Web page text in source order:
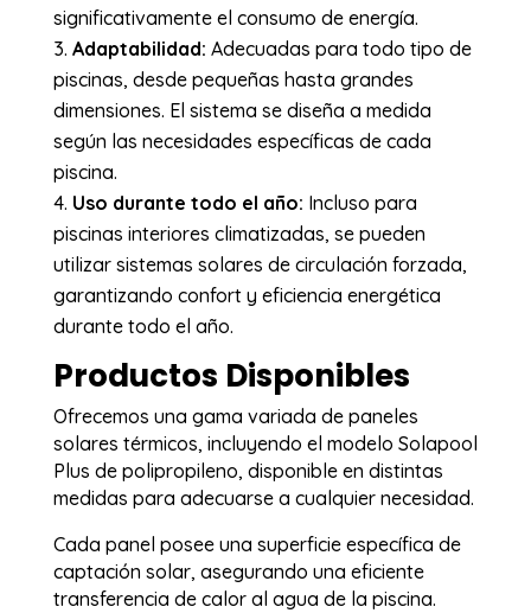
significativamente el consumo de energía.
Adaptabilidad: Adecuadas para todo tipo de
piscinas, desde pequeñas hasta grandes
dimensiones. El sistema se diseña a medida
según las necesidades específicas de cada
piscina.
Uso durante todo el año: Incluso para
piscinas interiores climatizadas, se pueden
utilizar sistemas solares de circulación forzada,
garantizando confort y eficiencia energética
durante todo el año.
Productos Disponibles
Ofrecemos una gama variada de paneles
solares térmicos, incluyendo el modelo Solapool
Plus de polipropileno, disponible en distintas
medidas para adecuarse a cualquier necesidad.
Cada panel posee una superficie específica de
captación solar, asegurando una eficiente
transferencia de calor al agua de la piscina.